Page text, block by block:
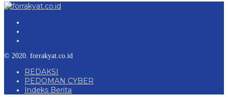
© 2020. forrakyat.co.id
REDAKSI
PEDOMAN CYBER
Indeks Berita